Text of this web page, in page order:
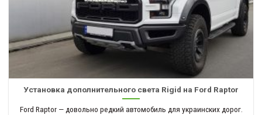
Установка дополнительного света Rigid на Ford Raptor
Ford Raptor — довольно редкий автомобиль для украинских дорог.